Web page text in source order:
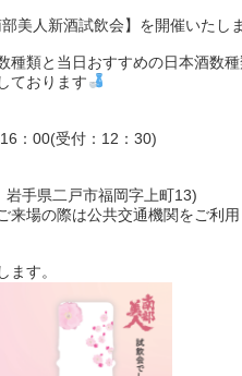
美人新酒試飲会】を開催いたし
種類と当日おすすめの日本酒数
ております
：00(受付：12：30)
手県二戸市福岡字上町13)
場の際は公共交通機関をご利用
ます。